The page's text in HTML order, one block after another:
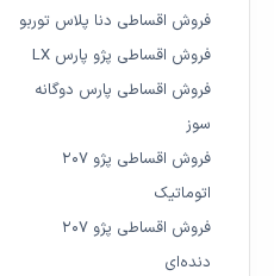
فروش اقساطی دنا پلاس توربو
فروش اقساطی پژو پارس LX
فروش اقساطی پارس دوگانه
سوز
فروش اقساطی پژو ۲۰۷
اتوماتیک
فروش اقساطی پژو ۲۰۷
دنده‌ای